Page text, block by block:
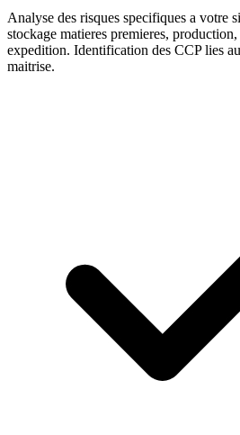
Analyse des risques specifiques a votre
stockage matieres premieres,
expedition. Identification des CCP lies
maitrise.